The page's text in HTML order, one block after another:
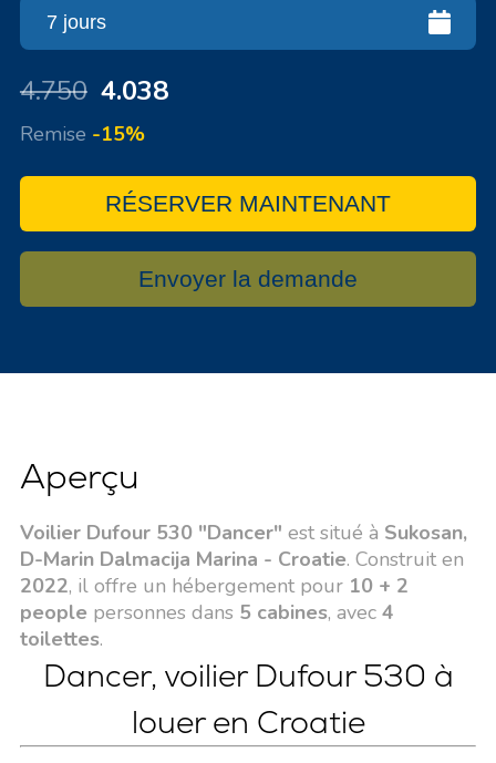
4.750 4.038
Remise -15%
RÉSERVER MAINTENANT
Envoyer la demande
Aperçu
Voilier Dufour 530 "Dancer" est situé à Sukosan,
D-Marin Dalmacija Marina - Croatie. Construit en
2022, il offre un hébergement pour 10 + 2
people personnes dans 5 cabines, avec 4
toilettes.
Dancer, voilier Dufour 530 à
louer en Croatie